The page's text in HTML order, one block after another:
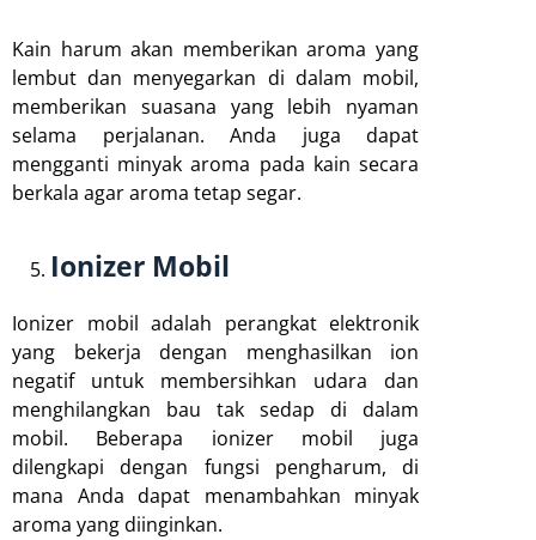
Kain harum akan memberikan aroma yang
lembut dan menyegarkan di dalam mobil,
memberikan suasana yang lebih nyaman
selama perjalanan. Anda juga dapat
mengganti minyak aroma pada kain secara
berkala agar aroma tetap segar.
Ionizer Mobil
Ionizer mobil adalah perangkat elektronik
yang bekerja dengan menghasilkan ion
negatif untuk membersihkan udara dan
menghilangkan bau tak sedap di dalam
mobil. Beberapa ionizer mobil juga
dilengkapi dengan fungsi pengharum, di
mana Anda dapat menambahkan minyak
aroma yang diinginkan.